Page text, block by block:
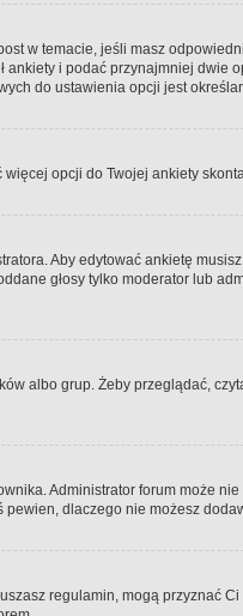
w temacie, jeśli masz
i podać przynajmniej
do ustawienia opcji jest
opcji do Twojej ankiety
Aby edytować ankietę
głosy tylko moderator lub
albo grup. Żeby przeglądać,
Administrator forum może
dlaczego nie możesz
regulamin, mogą przyznać